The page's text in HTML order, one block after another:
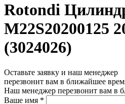
Rotondi
M22S20200125
(3024026)
Оставьте заявку и наш менеджер
перезвонит вам в ближайшее
Наш менеджер перезвонит вам в
Ваше имя *